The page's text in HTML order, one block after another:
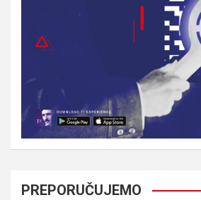
PREPORUČUJEMO